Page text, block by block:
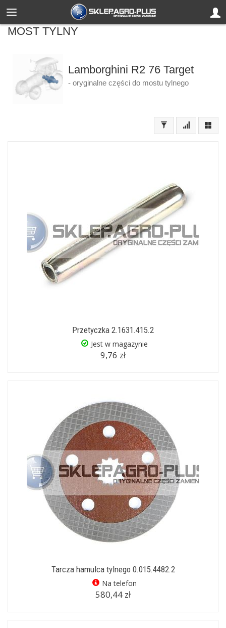
MOST TYLNY
Lamborghini R2 76 Target
- oryginalne części do mostu tylnego
Przetyczka 2.1631.415.2
Jest w magazynie
9,76 zł
Tarcza hamulca tylnego 0.015.4482.2
Na telefon
580,44 zł